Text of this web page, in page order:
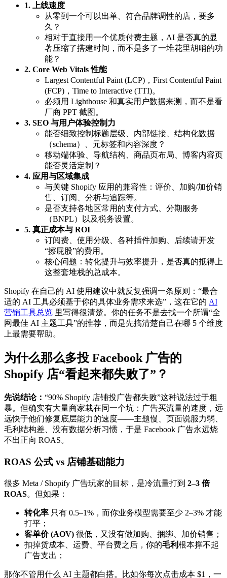
1. 上线速度
从零到一个可以出单、符合品牌调性的店，要多
久？
相对于直接用一个优质付费主题，AI 是否真的显
著压缩了搭建时间，而不是多了一堆花里胡哨的功
能？
2. Core Web Vitals 性能
Largest Contentful Paint (LCP)，First Contentful Paint
(FCP)，Time to Interactive (TTI)。
必须用 Lighthouse 和真实用户数据来测，而不是看
厂商 PPT 截图。
3. SEO 与用户体验控制力
能否细致控制标题层级、内部链接、结构化数据
（schema）、元标签和内容深度？
移动端体验、导航结构、商品页布局、博客内容页
能否灵活定制？
4. 应用与区域集成
与关键 Shopify 应用的兼容性：评价、加购/加价销
售、订阅、分析与追踪等。
是否支持各地区常用的支付方式、分期服务
（BNPL）以及税务设置。
5. 真正成本与 ROI
订阅费、使用分级、各种插件加购、后续请开发
“擦屁股”的费用。
核心问题：转化提升与效率提升，是否真的抵得上
这整套堆栈的总成本。
Shopify 在自己的 AI 使用建议中就反复强调一条原则：“最合
适的 AI 工具必须基于你的具体业务需求来选”，这在它的 AI
营销工具总览 里写得很清楚。你的任务不是去找一个所谓“全
网最佳 AI 主题工具”的推荐，而是先搞清楚自己在哪 5 个维度
上最需要帮助。
为什么那么多投 Facebook 广告的
Shopify 店“看起来都失败了”？
先说结论： “90% Shopify 店铺投广告都失败”这种说法过于粗
暴。但确实有大量商家栽在同一个坑：广告买流量的速度，远
远快于他们修复底层能力的速度——主题慢、页面说服力弱、
毛利结构差、没有数据分析习惯，于是 Facebook 广告永远烧
不出正向 ROAS。
ROAS 公式 vs 店铺基础能力
很多 Meta / Shopify 广告玩家的目标，是冷流量打到 2–3 倍
ROAS。但如果：
转化率 只有 0.5–1%，而你业务模型需要至少 2–3% 才能
打平；
客单价 (AOV) 很低，又没有做加购、捆绑、加价销售；
扣掉货成本、运费、平台费之后，你的毛利根本撑不起
广告支出；
那你不管用什么 AI 主题都白搭。比如你每次点击成本 $1，一